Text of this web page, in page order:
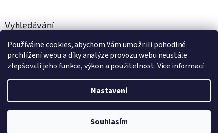
Používáme cookies, abychom Vám umožnili pohodlné
prohlížení webu a díky analýze provozu webu neustále
zlepšovali jeho funkce, výkon a použitelnost.Více informací
Nastavení
Souhlasím
Zboží vedeme skladem, dodání cca 24-48 hodin dle výběru dopravce a
Vyhledávání
HLEDAT
Vytvořil Shoptet
dstechnik.cz. Všechna práva vyhrazena.